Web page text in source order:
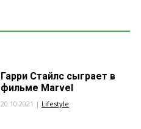
Гарри Стайлс сыграет в
фильме Marvel
20.10.2021 | Lifestyle